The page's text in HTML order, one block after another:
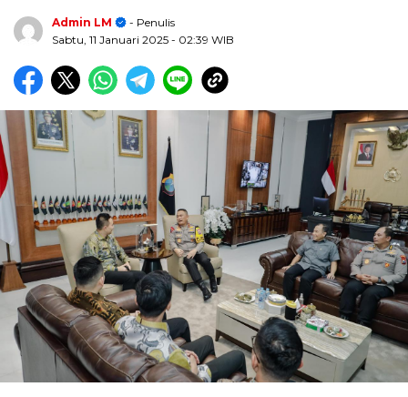
Admin LM
- Penulis
Sabtu, 11 Januari 2025 - 02:39 WIB